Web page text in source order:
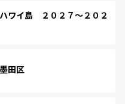
ワイ島 ２０２７～２０２
田区